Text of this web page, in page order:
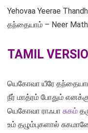
Yehovaa Yeerae
தந்தையாம் – Neer
TAMIL
யெகோவா யீரே
நீர் மாத்ரம் போதும்
யெகோவா ராஃபா சுகம்
உம் தழும்புகளால்